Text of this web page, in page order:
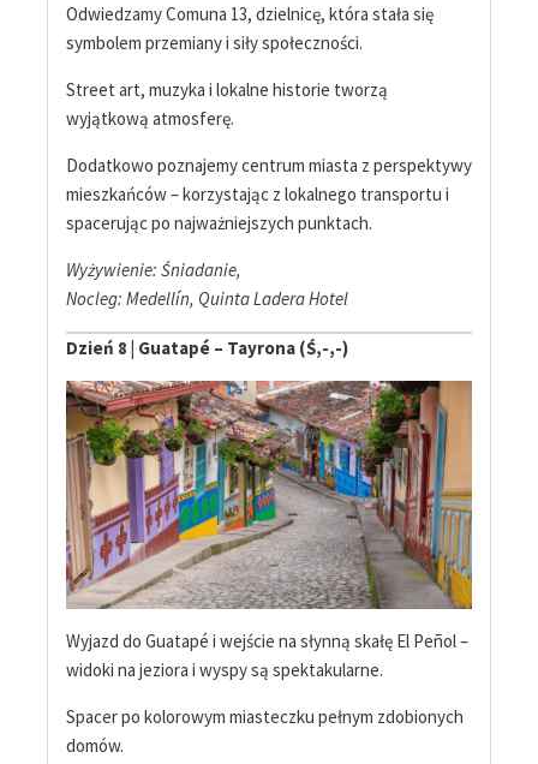
Odwiedzamy Comuna 13, dzielnicę, która stała się
symbolem przemiany i siły społeczności.
Street art, muzyka i lokalne historie tworzą
wyjątkową atmosferę.
Dodatkowo poznajemy centrum miasta z perspektywy
mieszkańców – korzystając z lokalnego transportu i
spacerując po najważniejszych punktach.
Wyżywienie: Śniadanie,
Nocleg: Medellín, Quinta Ladera Hotel
Dzień 8 | Guatapé – Tayrona (Ś,-,-)
Wyjazd do Guatapé i wejście na słynną skałę El Peñol –
widoki na jeziora i wyspy są spektakularne.
Spacer po kolorowym miasteczku pełnym zdobionych
domów.